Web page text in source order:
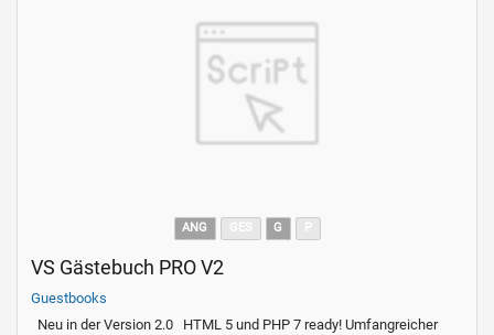
ANG G
VS Gästebuch PRO V2
Guestbooks
Neu in der Version 2.0 HTML 5 und PHP 7 ready! Umfangreicher